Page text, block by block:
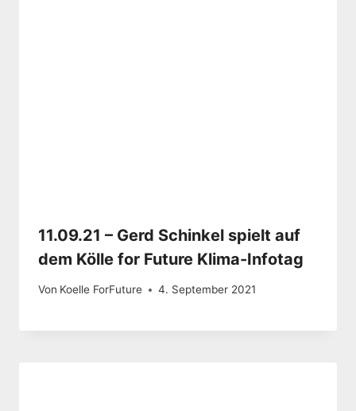
11.09.21 – Gerd Schinkel spielt auf
dem Kölle for Future Klima-Infotag
Von Koelle ForFuture 4. September 2021